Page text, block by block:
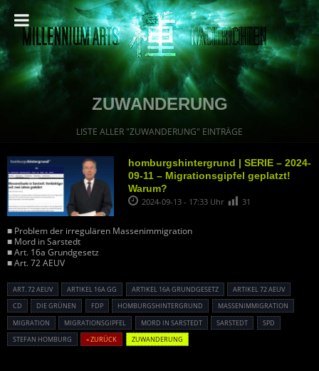
ZUWANDERUNG
LISTE ALLER "ZUWANDERUNG" EINTRÄGE
homburgshintergrund | SERIE – 2024-
09-11 – Migrationsgipfel geplatzt!
Warum?
2024-09-13 - 17:33 Uhr 31
■ Problem der irregulären Massenimmigration
■ Mord in Sarstedt
■ Art. 16a Grundgesetz
■ Art. 72 AEUV
ART. 72 AEUV ARTIKEL 16A GG ARTIKEL 16A GRUNDGESETZ
ARTIKEL 72 AEUV
CD
DIE GRÜNEN FDP HOMBURGSHINTERGRUND
MASSENIMMIGRATION
MIGRATION
MIGRATIONSGIPFEL MORD IN SARSTEDT SARSTEDT
SPD
STEFAN HOMBURG
« ZURÜCK ZUWANDERUNG